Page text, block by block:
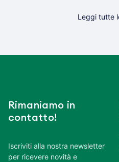
Leggi tutte
Rimaniamo in
contatto!
Iscriviti alla nostra newsletter
per ricevere novità e